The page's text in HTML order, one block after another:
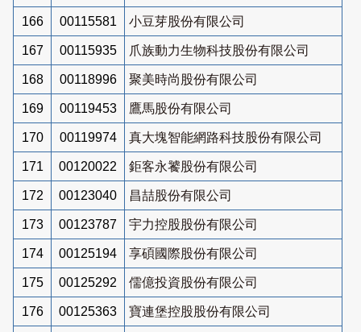
166 00115581 小豆芽股份有限公司
167 00115935 爪族動力生物科技股份有限公司
168 00118996 聚美時尚股份有限公司
169 00119453 鷹馬股份有限公司
170 00119974 真大塊智能網路科技股份有限公司
171 00120022 鉅客永饕股份有限公司
172 00123040 昌喆股份有限公司
173 00123787 宇力控股股份有限公司
174 00125194 享碩國際股份有限公司
175 00125292 儒億投資股份有限公司
176 00125363 寶連堡控股股份有限公司